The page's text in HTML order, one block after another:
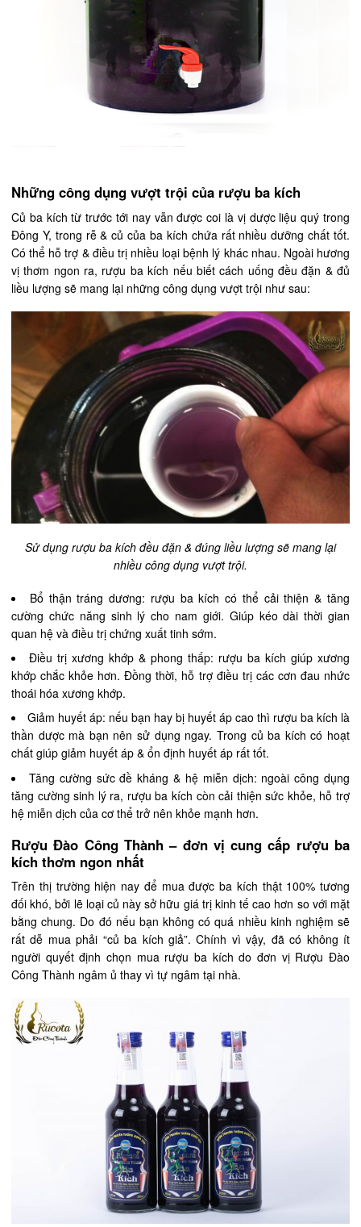
Những công dụng vượt trội của rượu ba kích
Củ ba kích từ trước tới nay vẫn được coi là vị dược liệu quý trong
Đông Y, trong rễ & củ của ba kích chứa rất nhiều dưỡng chất tốt.
Có thể hỗ trợ & điều trị nhiều loại bệnh lý khác nhau. Ngoài hương
vị thơm ngon ra, rượu ba kích nếu biết cách uống đều đặn & đủ
liều lượng sẽ mang lại những công dụng vượt trội như sau:
Sử dụng rượu ba kích đều đặn & đúng liều lượng sẽ mang lại
nhiều công dụng vượt trội.
Bổ thận tráng dương: rượu ba kích có thể cải thiện & tăng
cường chức năng sinh lý cho nam giới. Giúp kéo dài thời gian
quan hệ và điều trị chứng xuất tinh sớm.
Điều trị xương khớp & phong thấp: rượu ba kích giúp xương
khớp chắc khỏe hơn. Đồng thời, hỗ trợ điều trị các cơn đau nhức
thoái hóa xương khớp.
Giảm huyết áp: nếu bạn hay bị huyết áp cao thì rượu ba kích là
thần dược mà bạn nên sử dụng ngay. Trong củ ba kích có hoạt
chất giúp giảm huyết áp & ổn định huyết áp rất tốt.
Tăng cường sức đề kháng & hệ miễn dịch: ngoài công dụng
tăng cường sinh lý ra, rượu ba kích còn cải thiện sức khỏe, hỗ trợ
hệ miễn dịch của cơ thể trở nên khỏe mạnh hơn.
Rượu Đào Công Thành – đơn vị cung cấp rượu ba
kích thơm ngon nhất
Trên thị trường hiện nay để mua được ba kích thật 100% tương
đối khó, bởi lẽ loại củ này sở hữu giá trị kinh tế cao hơn so với mặt
bằng chung. Do đó nếu bạn không có quá nhiều kinh nghiệm sẽ
rất dễ mua phải “củ ba kích giả”. Chính vì vậy, đã có không ít
người quyết định chọn mua rượu ba kích do đơn vị Rượu Đào
Công Thành ngâm ủ thay vì tự ngâm tại nhà.